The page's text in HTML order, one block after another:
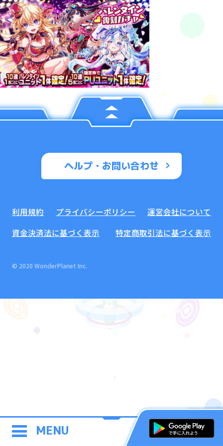
MENU
ヘルプ・お問い合わせ
利用規約 プライバシーポリシー
運営会社について
資金決済法に基づく表示
特定商取引法に基づく表示
© 2020 WonderPlanet Inc.